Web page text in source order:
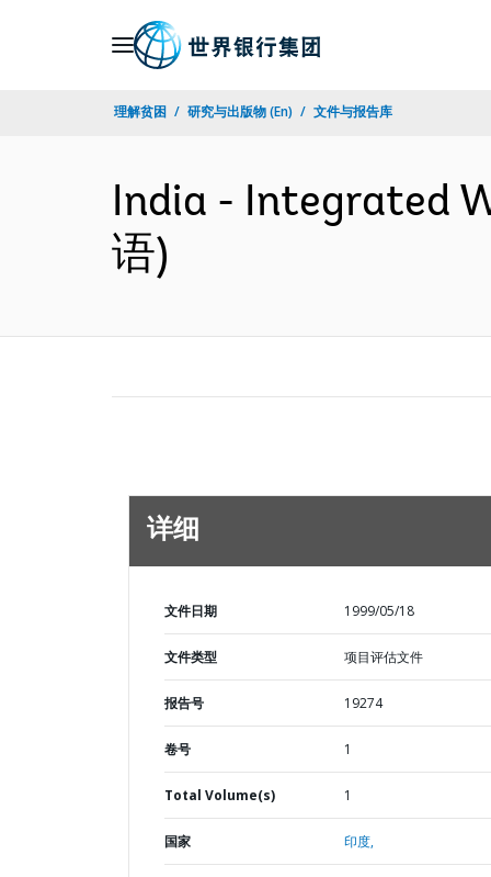
理解贫困 研究与出版物 (En) 文件与报告库
India - Integrated
语)
详细
文件日期 1999/05/18
文件类型 项目评估文件
报告号 19274
卷号 1
Total Volume(s) 1
国家 印度,